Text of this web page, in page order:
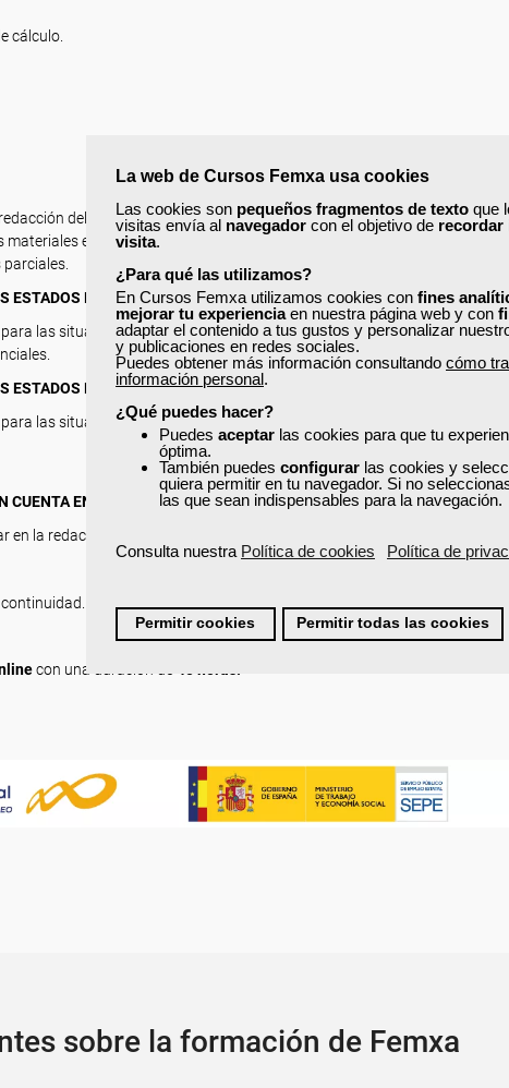
La web de Cursos Femxa usa cookies
Las cookies son pequeños fragmentos de texto que
visitas envía al navegador con el objetivo de recordar
visita.
¿Para qué las utilizamos?
En Cursos Femxa utilizamos cookies con fines
mejorar tu experienciaen nuestra página web y con
adaptar el contenido a tus gustos y personalizar
y publicaciones en redes sociales.
Puedes obtener más información consultando cómo
información personal.
¿Qué puedes hacer?
Puedes aceptar las cookies para que tu
óptima.
También puedes configurar las cookies y
quiera permitir en tu navegador. Si no
las que sean indispensables para la navegación.
Consulta nuestra Política de cookies Política de
Permitir cookies Permitir todas las cookies
cálculo.
del proyecto.
estructurales.
ESTADOS LÍMITE ÚLTIMOS.
las situaciones relativas a los ELU.
ESTADOS LÍMITE DE SERVICIO.
las situaciones relativas a los ELS.
CUENTA EN EL DISEÑO DEL FORJADO.
en la redacción del proyecto en relación a la durabilidad y el fuego.
con una duración de
sobre la formación de Femxa